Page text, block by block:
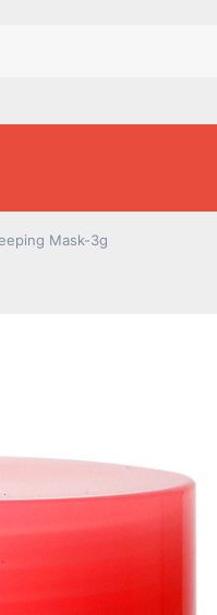
Mask-3g